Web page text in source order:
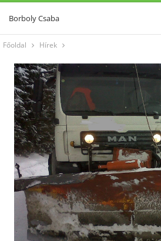
Borboly Csaba
Főoldal Hírek